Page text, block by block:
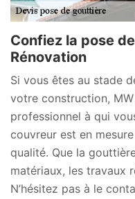
Confiez la pose
Rénovation
Si vous êtes au stade
votre construction,
professionnel à qui
couvreur est en
qualité. Que la
matériaux, les travaux
N’hésitez pas à le